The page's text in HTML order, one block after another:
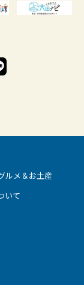
ルメ＆お土産
いて